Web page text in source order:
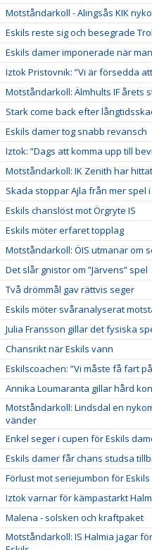
Motståndarkoll - Alingsås KIK
Eskils reste sig och besegrade
Eskils damer imponerade när
Iztok Pristovnik: ”Vi är försedda
Motståndarkoll: Älmhults IF årets
Stark come back efter
Eskils damer tog snabb revansch
Iztok: ”Dags att komma upp till
Motståndarkoll: IK Zenith har
Skada stoppar Ajla från mer spel
Eskils chanslöst mot Örgryte IS
Eskils möter erfaret topplag
Motståndarkoll: ÖIS utmanar om
Det slår gnistor om ”Järvens” spel
Två drömmål gav rättvis seger
Eskils möter svåranalyserat
Julia Fransson gillar det fysiska
Chansrikt när Eskils vann
Eskilscoachen: ”Vi måste få fart
Annika Loumaranta gillar hård
Motståndarkoll: Lindsdal en
vänder
Enkel seger i cupen för Eskils
Eskils damer får chans studsa
Förlust mot seriejumbon för
Iztok varnar för kämpastarkt
Malena - solsken och kraftpaket
Motståndarkoll: IS Halmia jagar